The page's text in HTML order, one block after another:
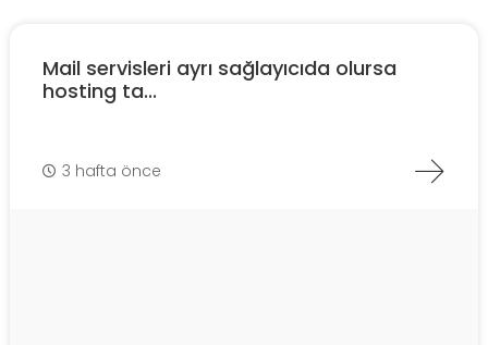
Mail servisleri ayrı sağlayıcıda olursa
hosting ta...
3 hafta önce